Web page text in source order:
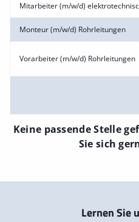
Mitarbeiter (m/w/d)
Monteur (m/w/d) Rohrleitungen
Vorarbeiter (m/w/d) Rohrleitungen
Keine passende Stelle
Sie sich
Lernen Sie